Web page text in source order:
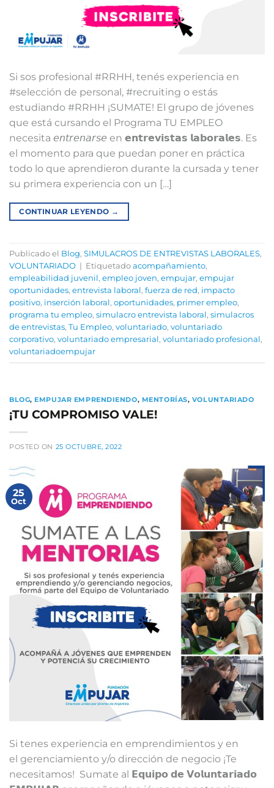
Si sos profesional #RRHH, tenés experiencia en
#selección de personal, #recruiting o estás
estudiando #RRHH ¡SUMATE! El grupo de jóvenes
que está cursando el Programa TU EMPLEO
necesita 𝘦𝘯𝘵𝘳𝘦𝘯𝘢𝘳𝘴𝘦 en 𝗲𝗻𝘁𝗿𝗲𝘃𝗶𝘀𝘁𝗮𝘀 𝗹𝗮𝗯𝗼𝗿𝗮𝗹𝗲𝘀. Es
el momento para que puedan poner en práctica
todo lo que aprendieron durante la cursada y tener
su primera experiencia con un […]
CONTINUAR LEYENDO →
Publicado el Blog, SIMULACROS DE ENTREVISTAS LABORALES,
VOLUNTARIADO | Etiquetado acompañamiento,
empleabilidad juvenil, empleo joven, empujar, empujar
oportunidades, entrevista laboral, fuerza de red, impacto
positivo, inserción laboral, oportunidades, primer empleo,
programa tu empleo, simulacro entrevista laboral, simulacros
de entrevistas, Tu Empleo, voluntariado, voluntariado
corporativo, voluntariado empresarial, voluntariado profesional,
voluntariadoempujar
BLOG, EMPUJAR EMPRENDIENDO, MENTORÍAS, VOLUNTARIADO
¡TU COMPROMISO VALE!
POSTED ON 25 OCTUBRE, 2022
25
Oct
Si tenes experiencia en emprendimientos y en
el gerenciamiento y/o dirección de negocio ¡Te
necesitamos!⁣ ⁣ Sumate al 𝗘𝗾𝘂𝗶𝗽𝗼 𝗱𝗲 𝗩𝗼𝗹𝘂𝗻𝘁𝗮𝗿𝗶𝗮𝗱𝗼